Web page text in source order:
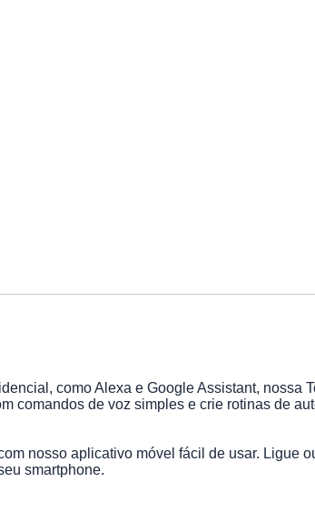
como Alexa e Google Assistant, nossa
comandos de voz simples e crie rotinas de
nosso aplicativo móvel fácil de usar. Ligue
smartphone.